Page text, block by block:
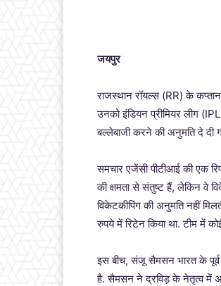
जयपुर
राजस्थान रॉयल्स (RR) के
उनको इंडियन प्रीमियर लीग
बल्लेबाजी करने की अनुमति दे दी
समचार एजेंसी पीटीआई की एक
की क्षमता से संतुष्ट हैं, लेकिन वे
विकेटकीपिंग की अनुमति नहीं
रुपये में रिटेन किया था. टीम में
इस बीच, संजू सैमसन भारत के पूर्व
है. सैमसन ने द्रविड़ के नेतृत्व में